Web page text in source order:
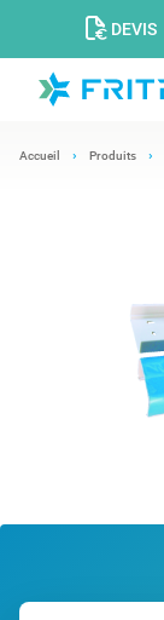
DEVIS
Accueil Produits